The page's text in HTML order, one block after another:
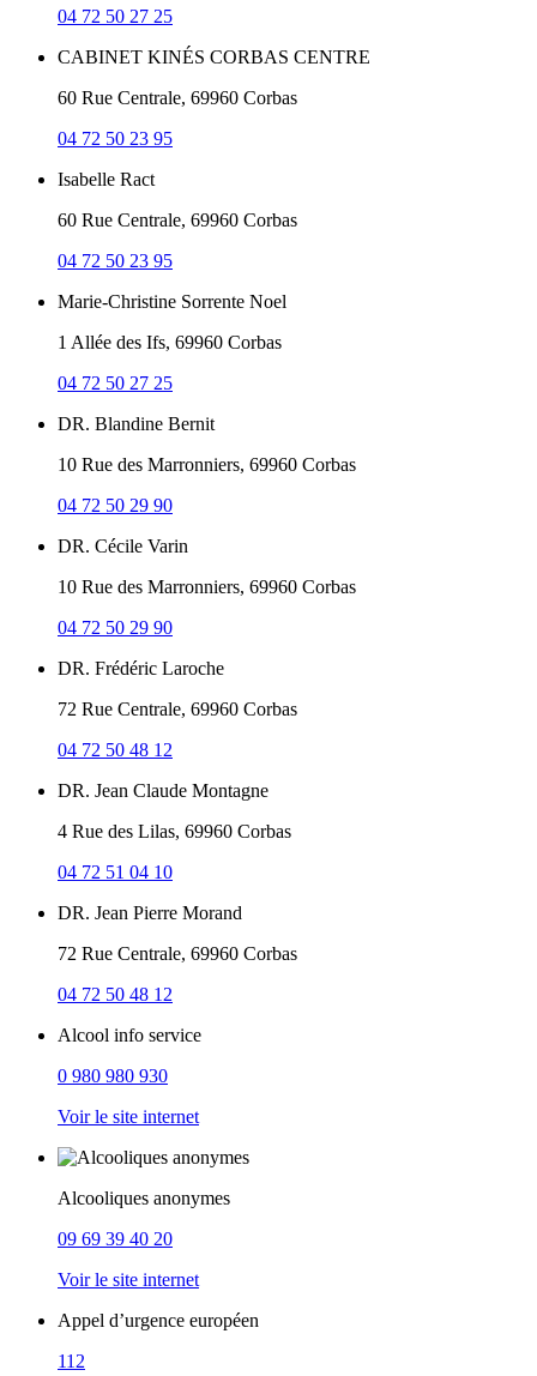
04 72 50 27 25
CABINET KINÉS CORBAS CENTRE
60 Rue Centrale, 69960 Corbas
04 72 50 23 95
Isabelle Ract
60 Rue Centrale, 69960 Corbas
04 72 50 23 95
Marie-Christine Sorrente Noel
1 Allée des Ifs, 69960 Corbas
04 72 50 27 25
DR. Blandine Bernit
10 Rue des Marronniers, 69960 Corbas
04 72 50 29 90
DR. Cécile Varin
10 Rue des Marronniers, 69960 Corbas
04 72 50 29 90
DR. Frédéric Laroche
72 Rue Centrale, 69960 Corbas
04 72 50 48 12
DR. Jean Claude Montagne
4 Rue des Lilas, 69960 Corbas
04 72 51 04 10
DR. Jean Pierre Morand
72 Rue Centrale, 69960 Corbas
04 72 50 48 12
Alcool info service
0 980 980 930
Voir le site internet
Alcooliques anonymes
09 69 39 40 20
Voir le site internet
Appel d’urgence européen
112